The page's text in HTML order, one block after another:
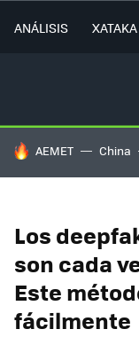
ANÁLISIS
HOY SE HABLA DE
AEMET China
Los
son cada
Este
fácilmente